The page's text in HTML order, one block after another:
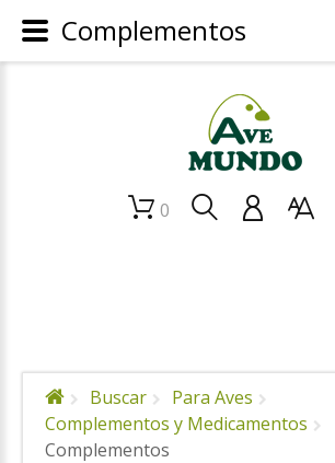
0
Buscar
Para Aves
Complementos y Medicamentos
Complementos
Complementos